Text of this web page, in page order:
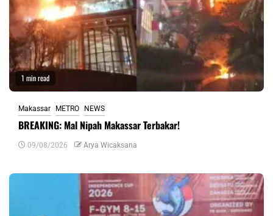
1 min read
Makassar METRO NEWS
BREAKING: Mal Nipah Makassar Terbakar!
09/08/2026 Arya Wicaksana